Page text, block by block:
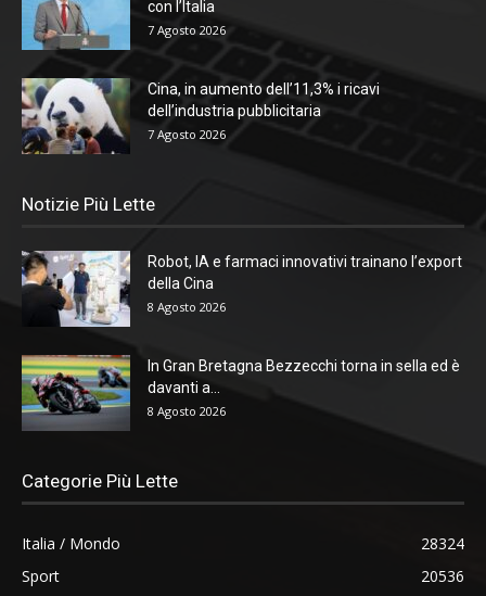
con l’Italia
7 Agosto 2026
Cina, in aumento dell’11,3% i ricavi
dell’industria pubblicitaria
7 Agosto 2026
Notizie Più Lette
Robot, IA e farmaci innovativi trainano l’export
della Cina
8 Agosto 2026
In Gran Bretagna Bezzecchi torna in sella ed è
davanti a...
8 Agosto 2026
Categorie Più Lette
Italia / Mondo
28324
Sport
20536